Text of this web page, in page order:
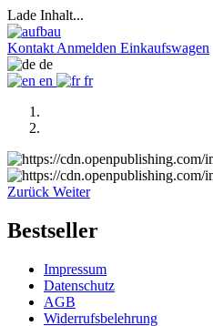
Lade Inhalt...
Kontakt Anmelden Einkaufswagen
de
en
fr
Zurück Weiter
Bestseller
Impressum
Datenschutz
AGB
Widerrufsbelehrung